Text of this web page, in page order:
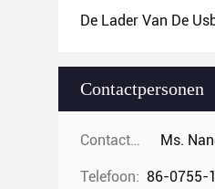
De Lader Van De
Contactpersonen
Contactpersonen: Ms.
Telefoon: